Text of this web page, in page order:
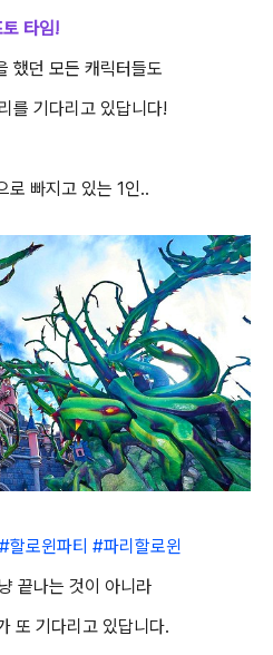
타임!
했던 모든 캐릭터들도
를 기다리고 있답니다!
로 빠지고 있는 1인..
로윈파티 #파리할로윈
끝나는 것이 아니라
또 기다리고 있답니다.